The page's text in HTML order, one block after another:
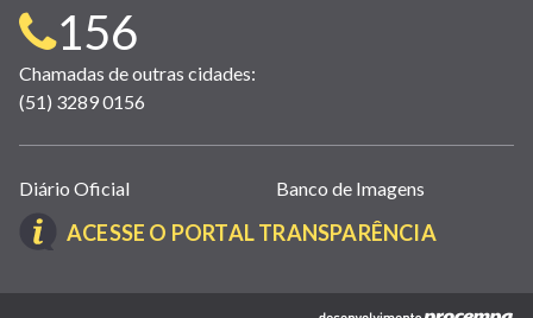
Telefone
para
contato:
156
Chamadas de outras cidades:
(51) 3289 0156
Links
úteis
(abrem
nova
Diário Oficial Banco de Imagens
ACESSE O PORTAL TRANSPARÊNCIA(LINK
EM